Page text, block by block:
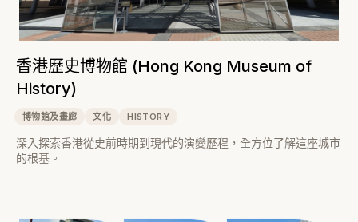
香港歷史博物館 (Hong Kong Museum of
History)
博物館及畫廊 文化 HISTORY
深入探索香港從史前時期到現代的演變歷程，全方位了解這座城市
的根基。